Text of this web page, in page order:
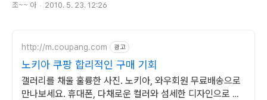
조~~ 아 2010. 5. 23. 12:26
http://m.coupang.com 광고
노키아 쿠팡 합리적인 구매 기회
갤러리를 채울 훌륭한 사진. 노키아, 와우회원 무료배송으로
만나보세요. 휴대폰, 다채로운 컬러와 섬세한 디자인으로 당